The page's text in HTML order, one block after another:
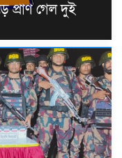
প্রাণ গেল দুই